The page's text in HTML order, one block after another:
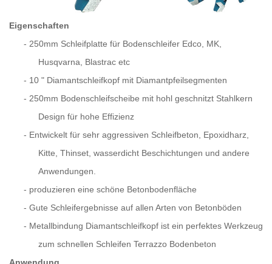
Eigenschaften
- 250mm Schleifplatte für Bodenschleifer Edco, MK,
Husqvarna, Blastrac etc
- 10 " Diamantschleifkopf mit Diamantpfeilsegmenten
- 250mm Bodenschleifscheibe mit hohl geschnitzt Stahlkern
Design für hohe Effizienz
- Entwickelt für sehr aggressiven Schleifbeton, Epoxidharz,
Kitte, Thinset, wasserdicht Beschichtungen und andere
Anwendungen.
- produzieren eine schöne Betonbodenfläche
- Gute Schleifergebnisse auf allen Arten von Betonböden
- Metallbindung Diamantschleifkopf ist ein perfektes Werkzeug
zum schnellen Schleifen Terrazzo Bodenbeton
Anwendung